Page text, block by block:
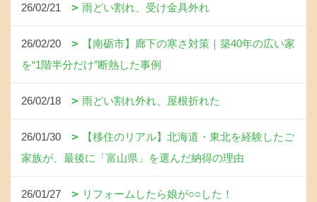
26/02/21 雨どい割れ、受け金具外れ
26/02/20
【南砺市】廊下の寒さ対策｜築40年の広い家
を“1階半分だけ”断熱した事例
26/02/18 雨どい割れ外れ、屋根折れた
26/01/30
【移住のリアル】北海道・東北を経験したご
家族が、最後に「富山県」を選んだ納得の理由
26/01/27 リフォームしたら娘が○○した！